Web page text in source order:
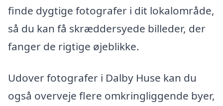
finde dygtige fotografer i dit lokalområde,
så du kan få skræddersyede billeder, der
fanger de rigtige øjeblikke.
Udover fotografer i Dalby Huse kan du
også overveje flere omkringliggende byer,